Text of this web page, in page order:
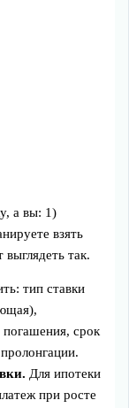
а вы: 1)
взять
так.
тип ставки
срок
Для ипотеки
при росте